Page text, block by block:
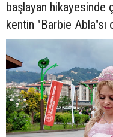
başlayan hikayesinde
kentin "Barbie Abla"sı